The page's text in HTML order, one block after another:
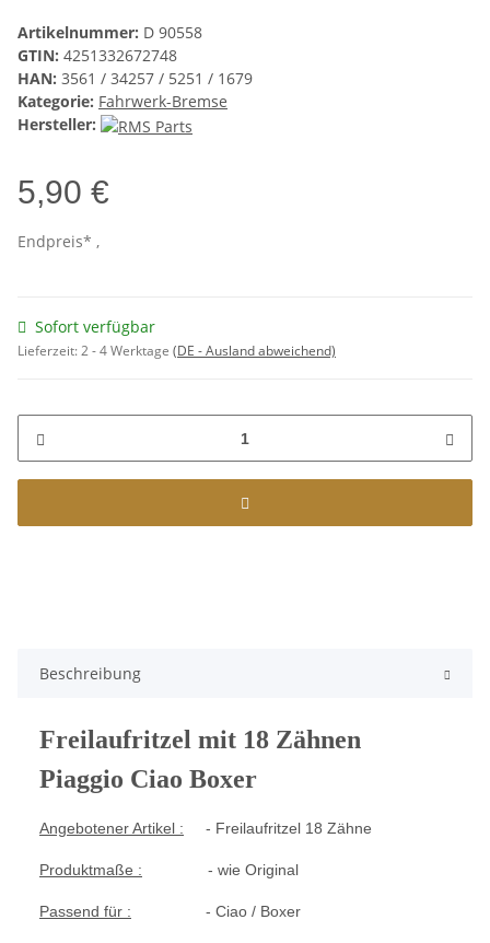
Artikelnummer: D 90558
GTIN: 4251332672748
HAN: 3561 / 34257 / 5251 / 1679
Kategorie: Fahrwerk-Bremse
Hersteller:
5,90 €
Endpreis* ,
Sofort verfügbar
Lieferzeit:2 - 4 Werktage (DE - Ausland abweichend)
Beschreibung
Freilaufritzel mit 18 Zähnen
Piaggio Ciao Boxer
Angebotener Artikel : - Freilaufritzel 18 Zähne
Produktmaße : - wie Original
Passend für : - Ciao / Boxer